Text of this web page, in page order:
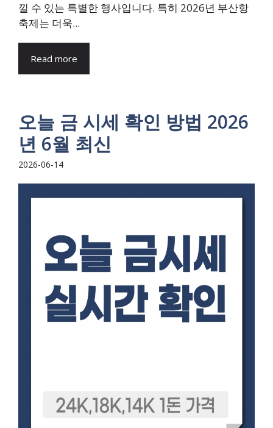
낄 수 있는 특별한 행사입니다. 특히 2026년 부산항
축제는 더욱...
Read more
오늘 금 시세 확인 방법 2026
년 6월 최신
2026-06-14